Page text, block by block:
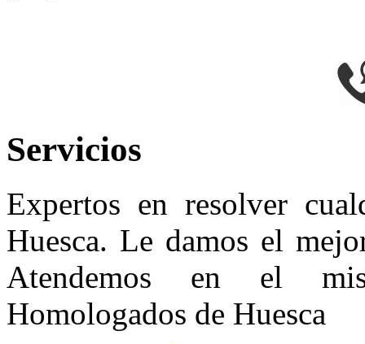
Servicios
Expertos en resolver
Huesca. Le damos el
Atendemos en el
Homologados de Huesca